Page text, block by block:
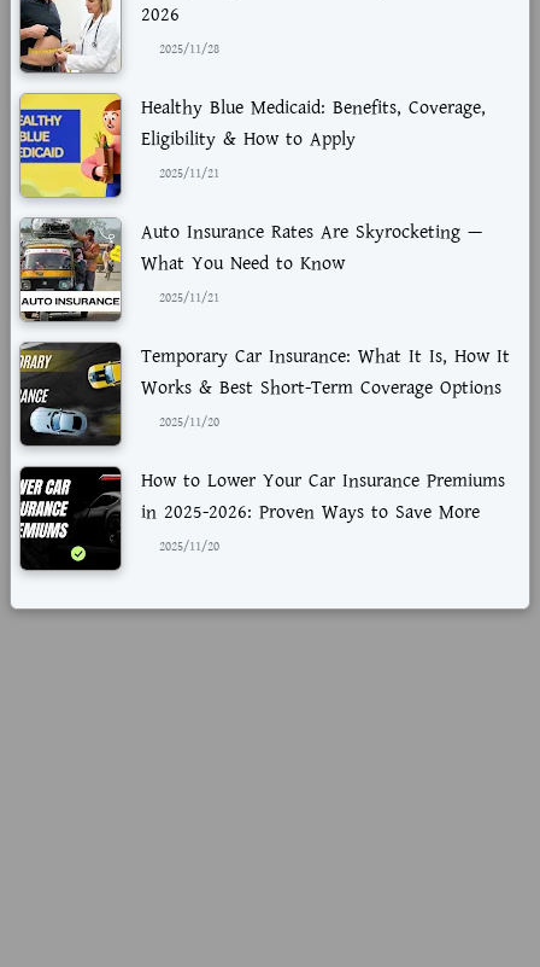
2026
2025/11/28
Healthy Blue Medicaid: Benefits, Coverage,
Eligibility & How to Apply
2025/11/21
Auto Insurance Rates Are Skyrocketing —
What You Need to Know
2025/11/21
Temporary Car Insurance: What It Is, How It
Works & Best Short-Term Coverage Options
2025/11/20
How to Lower Your Car Insurance Premiums
in 2025-2026: Proven Ways to Save More
2025/11/20